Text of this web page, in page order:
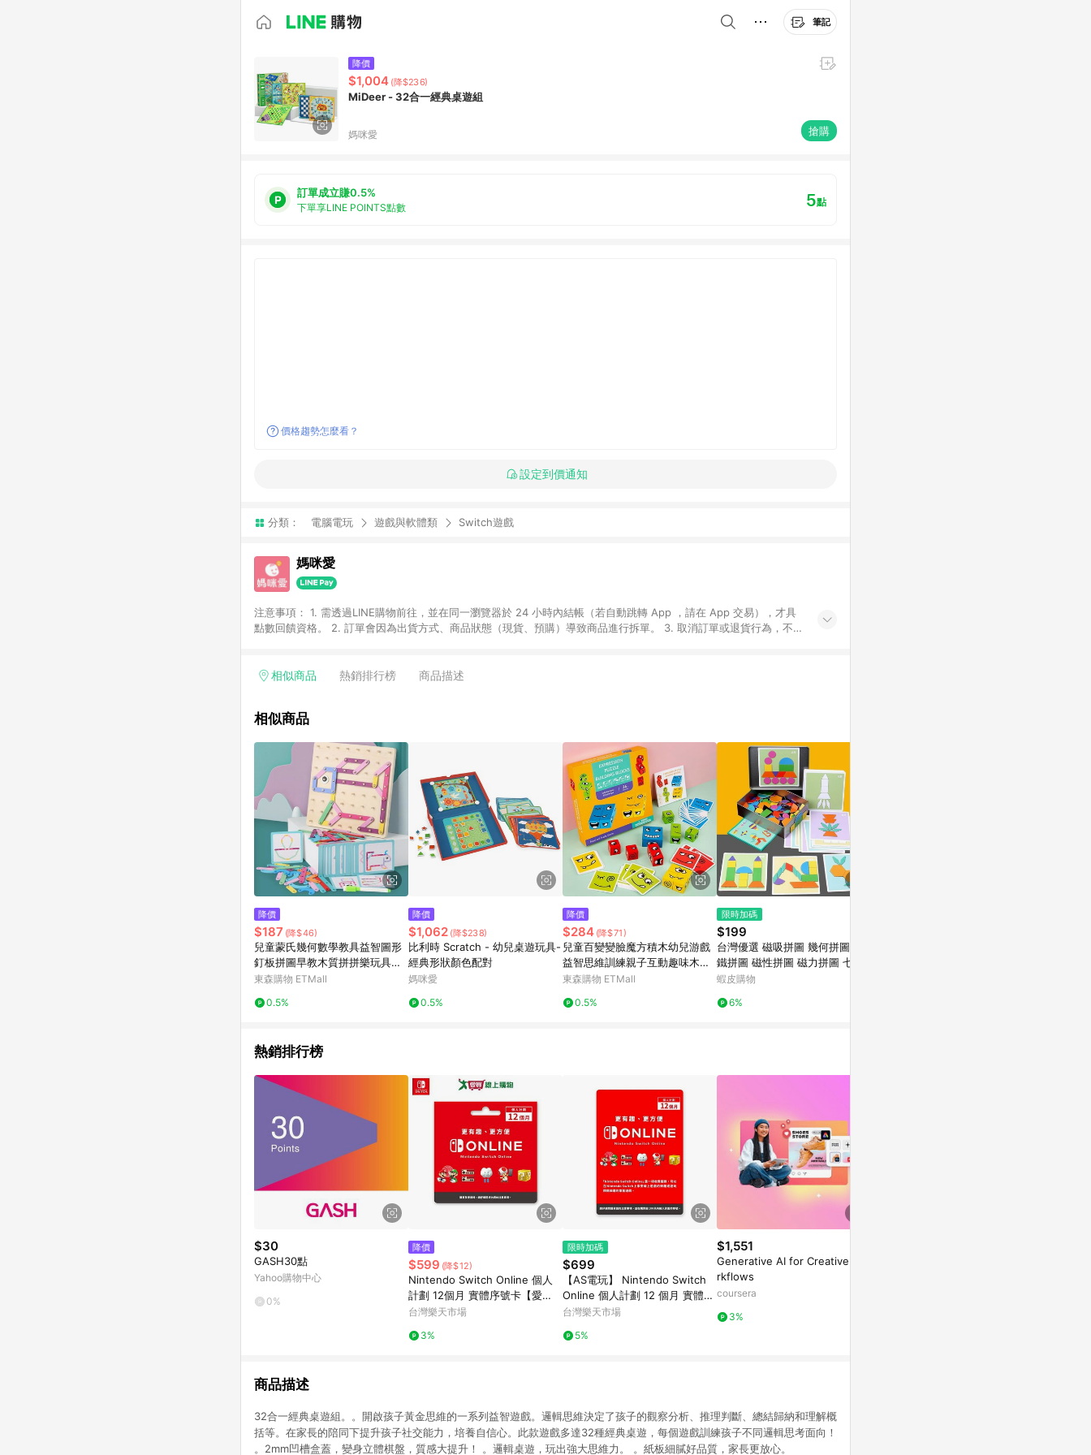
筆記
降價
$1,004 (降$236)
MiDeer - 32合一經典桌遊組
媽咪愛 搶購
訂單成立賺0.5%
下單享LINE POINTS點數 5點
價格趨勢怎麼看？
設定到價通知
分類： 電腦電玩 遊戲與軟體類 Switch遊戲
媽咪愛
注意事項： 1. 需透過LINE購物前往，並在同一瀏覽器於 24 小時內結帳（若自動跳轉 App ，請在 App 交易），才具
點數回饋資格。 2. 訂單會因為出貨方式、商品狀態（現貨、預購）導致商品進行拆單。 3. 取消訂單或退貨行為，不
LINE購物導購回饋無法與媽咪愛站上折價券並用，若選擇使用折價券，即不得併用LINE購物回饋。 8. 部分指定商品類
/ 外文&英文童書 / 套書專區 / 各式零嘴&堅果&珍珠&果乾&糖果 / 兒童耳機&耳麥 / 水果專區 / 親子理財書單 / 6~8歲
旅遊商品 / 公益商品
相似商品 熱銷排行榜 商品描述
相似商品
降價
$187 (降$46)
兒童蒙氏幾何數學教具益智圖形
釘板拼圖早教木質拼拼樂玩具批
發
東森購物 ETMall
0.5%
降價
$1,062 (降$238)
比利時 Scratch - 幼兒桌遊玩具-
經典形狀顏色配對
媽咪愛
0.5%
降價
$284 (降$71)
兒童百變變臉魔方積木幼兒游戲
益智思維訓練親子互動趣味木制
玩具
東森購物 ETMall
0.5%
限時加碼
$199
台灣優選 磁吸拼圖 幾何拼圖 磁
鐵拼圖 磁性拼圖 磁力拼圖 七巧
板拼圖 形狀拼圖 益智拼圖 早教
蝦皮購物
6%
熱銷排行榜
$30
GASH30點
Yahoo購物中心
0%
降價
$599 (降$12)
Nintendo Switch Online 個人
計劃 12個月 實體序號卡【愛
買】
台灣樂天市場
3%
限時加碼
$699
【AS電玩】 Nintendo Switch
Online 個人計劃 12 個月 實體票
卡 NSO 任天堂網路會員
台灣樂天市場
5%
$1,551
Generative AI for Creative Wo
rkflows
coursera
3%
商品描述
32合一經典桌遊組。。開啟孩子黃金思維的一系列益智遊戲。邏輯思維決定了孩子的觀察分析、推理判斷、總結歸納和理解概
括等。在家長的陪同下提升孩子社交能力，培養自信心。此款遊戲多達32種經典桌遊，每個遊戲訓練孩子不同邏輯思考面向！
。2mm凹槽盒蓋，變身立體棋盤，質感大提升！ 。邏輯桌遊，玩出強大思維力。 。紙板細膩好品質，家長更放心。